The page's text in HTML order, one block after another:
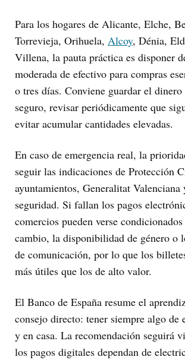
Para los hogares de Alicante, Elche,
Torrevieja, Orihuela, Alcoy, Dénia,
Villena, la pauta práctica es disponer
moderada de efectivo para compras
o tres días. Conviene guardar el
seguro, revisar periódicamente que
evitar acumular cantidades elevadas.
En caso de emergencia real, la
seguir las indicaciones de Protección
ayuntamientos, Generalitat Valenciana
seguridad. Si fallan los pagos
comercios pueden verse
cambio, la disponibilidad de género o
de comunicación, por lo que los
más útiles que los de alto valor.
El Banco de España resume el
consejo directo: tener siempre algo de
y en casa. La recomendación seguirá
los pagos digitales dependan de